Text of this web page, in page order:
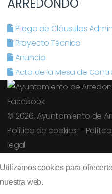
ARREDONDO
Pliego de Cláusulas
Proyecto Técnico
Anuncio
Acta de la Mesa de
Facebook
© 2026. Ayuntamiento de
Política de cookies –
legal
Utilizamos cookies para
nuestra web.